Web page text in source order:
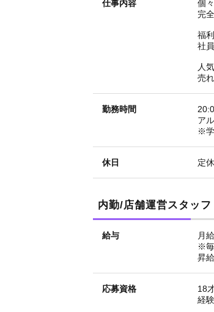
仕事内容
個
完
福
社
人
売
勤務時間
ア
※学
休日 定
内勤/店舗運営スタッフ
給与
月
※毎
昇
応募資格
18
経